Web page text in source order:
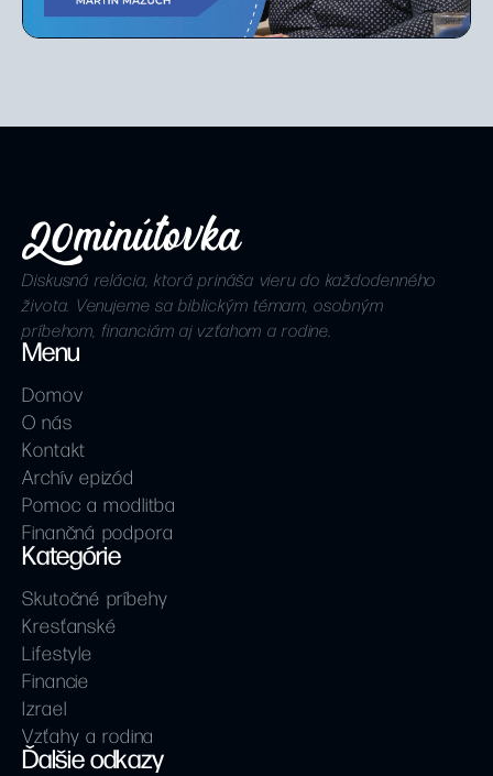
Diskusná relácia, ktorá prináša vieru do každodenného
života. Venujeme sa biblickým témam, osobným
príbehom, financiám aj vzťahom a rodine.
Menu
Domov
O nás
Kontakt
Archív epizód
Pomoc a modlitba
Finančná podpora
Kategórie
Skutočné príbehy
Kresťanské
Lifestyle
Financie
Izrael
Vzťahy a rodina
Ďalšie odkazy